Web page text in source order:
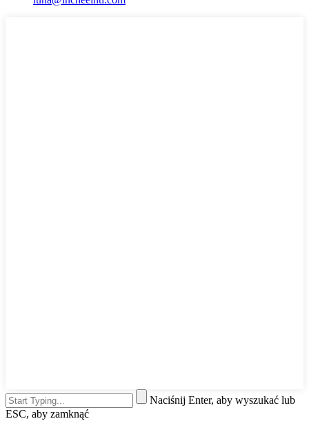
Naciśnij Enter, aby wyszukać lub
ESC, aby zamknąć